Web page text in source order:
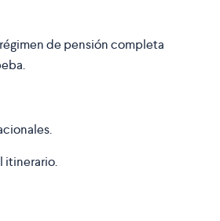
de pensión completa
itinerario.